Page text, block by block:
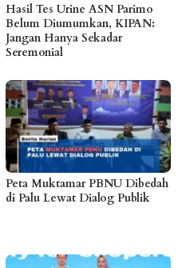
Hasil Tes Urine ASN Parimo
Belum Diumumkan, KIPAN:
Jangan Hanya Sekadar
Seremonial
Peta Muktamar PBNU Dibedah
di Palu Lewat Dialog Publik